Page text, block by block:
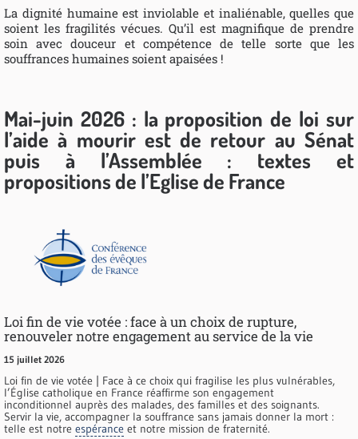
La dignité humaine est inviolable et inaliénable, quelles que
soient les fragilités vécues. Qu’il est magnifique de prendre
soin avec douceur et compétence de telle sorte que les
souffrances humaines soient apaisées !
Mai-juin 2026 : la proposition de loi sur
l’aide à mourir est de retour au Sénat
puis à l’Assemblée : textes et
propositions de l’Eglise de France
Loi fin de vie votée : face à un choix de rupture,
renouveler notre engagement au service de la vie
15 juillet 2026
Loi fin de vie votée | Face à ce choix qui fragilise les plus vulnérables,
l’Église catholique en France réaffirme son engagement
inconditionnel auprès des malades, des familles et des soignants.
Servir la vie, accompagner la souffrance sans jamais donner la mort :
telle est notre espérance et notre mission de fraternité.